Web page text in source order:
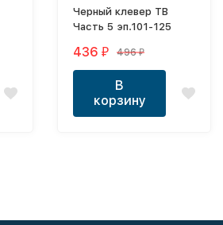
Черный клевер ТВ
Часть 5 эп.101-125
436 ₽ 496₽
В
корзину